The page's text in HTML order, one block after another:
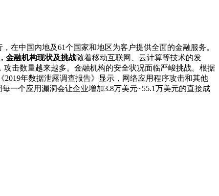
在中国内地及61个国家和地区为客户提供全面的金融服务。
金融机构现状及挑战随着移动互联网、云计算等技术的发
击数量越来越多。金融机构的安全状况面临严峻挑战。根据
年数据泄露调查报告》显示，网络应用程序攻击和其他
一个应用漏洞会让企业增加3.8万美元~55.1万美元的直接成